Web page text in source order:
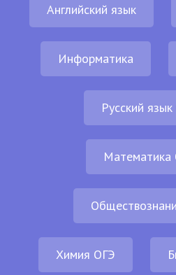
Английский язык
Информатика
Русский
Математика
Химия ОГЭ